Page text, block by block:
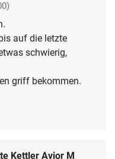
auf die letzte
schwierig,
griff bekommen.
Kettler Avior M